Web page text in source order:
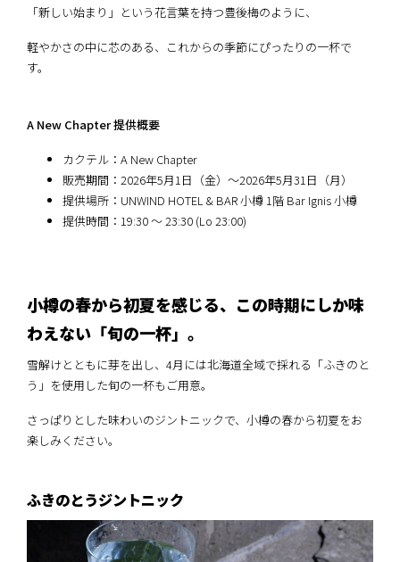
「新しい始まり」という花言葉を持つ豊後梅のように、
軽やかさの中に芯のある、これからの季節にぴったりの一杯で
す。
A New Chapter 提供概要
カクテル：A New Chapter
販売期間：2026年5月1日（金）～2026年5月31日（月）
提供場所：UNWIND HOTEL & BAR 小樽 1階 Bar Ignis 小樽
提供時間：19:30 ～ 23:30 (Lo 23:00)
小樽の春から初夏を感じる、この時期にしか味
わえない「旬の一杯」。
雪解けとともに芽を出し、4月には北海道全域で採れる「ふきのと
う」を使用した旬の一杯もご用意。
さっぱりとした味わいのジントニックで、小樽の春から初夏をお
楽しみください。
ふきのとうジントニック